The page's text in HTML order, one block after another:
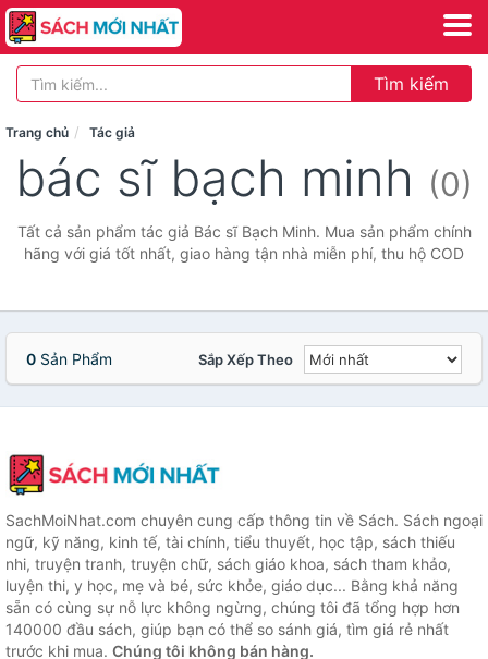
Tìm kiếm
Trang chủ Tác giả
bác sĩ bạch minh (0)
Tất cả sản phẩm tác giả Bác sĩ Bạch Minh. Mua sản phẩm chính
hãng với giá tốt nhất, giao hàng tận nhà miễn phí, thu hộ COD
0 Sản Phẩm Sắp Xếp Theo
SachMoiNhat.com chuyên cung cấp thông tin về Sách. Sách ngoại
ngữ, kỹ năng, kinh tế, tài chính, tiểu thuyết, học tập, sách thiếu
nhi, truyện tranh, truyện chữ, sách giáo khoa, sách tham khảo,
luyện thi, y học, mẹ và bé, sức khỏe, giáo dục... Bằng khả năng
sẵn có cùng sự nỗ lực không ngừng, chúng tôi đã tổng hợp hơn
140000 đầu sách, giúp bạn có thể so sánh giá, tìm giá rẻ nhất
trước khi mua. Chúng tôi không bán hàng.